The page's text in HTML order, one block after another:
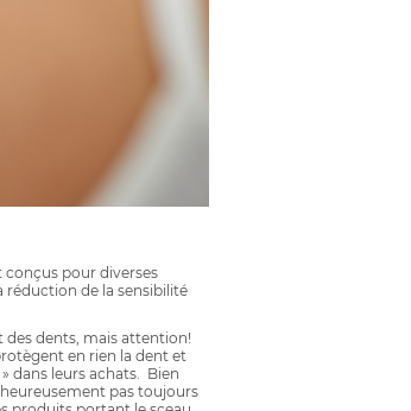
conçus pour diverses
de la sensibilité
dents, mais attention!
en rien la dent et
dans leurs achats. Bien
pas toujours